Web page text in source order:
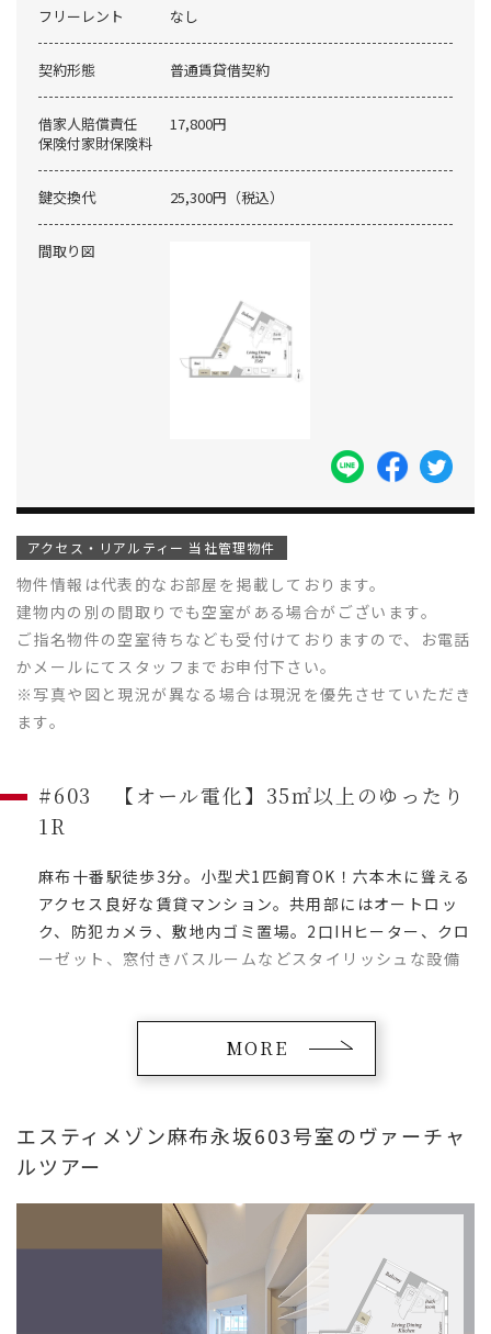
フリーレント なし
契約形態 普通賃貸借契約
借家人賠償責任
保険付家財保険料
17,800円
鍵交換代 25,300円（税込）
間取り図
アクセス・リアルティー 当社管理物件
物件情報は代表的なお部屋を掲載しております。
建物内の別の間取りでも空室がある場合がございます。
ご指名物件の空室待ちなども受付けておりますので、お電話
かメールにてスタッフまでお申付下さい。
※写真や図と現況が異なる場合は現況を優先させていただき
ます。
#603 【オール電化】35㎡以上のゆったり
1R
麻布十番駅徒歩3分。小型犬1匹飼育OK！六本木に聳える
アクセス良好な賃貸マンション。共用部にはオートロッ
ク、防犯カメラ、敷地内ゴミ置場。2口IHヒーター、クロ
ーゼット、窓付きバスルームなどスタイリッシュな設備
MORE
エスティメゾン麻布永坂603号室のヴァーチャ
ルツアー